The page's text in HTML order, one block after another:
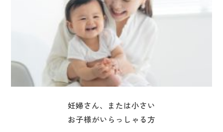
妊婦さん、または小さい
お子様がいらっしゃる方